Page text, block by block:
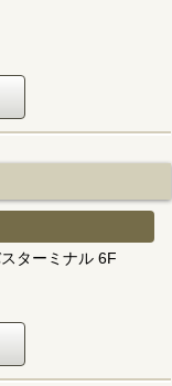
ターミナル 6F